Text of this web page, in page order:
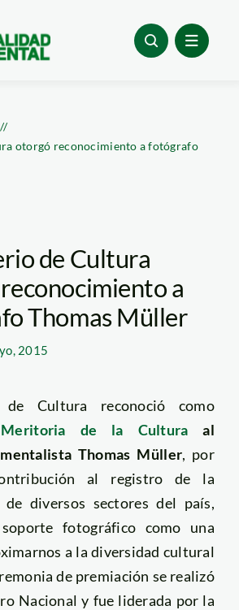
otorgó reconocimiento a fotógrafo
de Cultura
a
Thomas Müller
2015
Cultura reconoció como
Meritoria de la Culturaal
Thomas Müller, por
al registro de la
de diversos sectores del país,
fotográfico como una
a la diversidad cultural
de premiación se realizó
Nacional y fue liderada por la